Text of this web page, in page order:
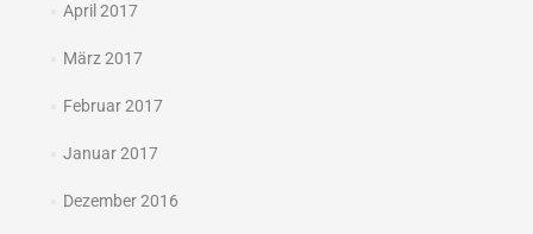
April 2017
März 2017
Februar 2017
Januar 2017
Dezember 2016